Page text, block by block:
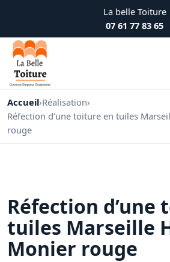
La belle Toiture
07 61 77 83 65
Accueil›Réalisation›
Réfection d’une toiture en tuiles
rouge
Réfection d’une
tuiles Marseille
Monier rouge